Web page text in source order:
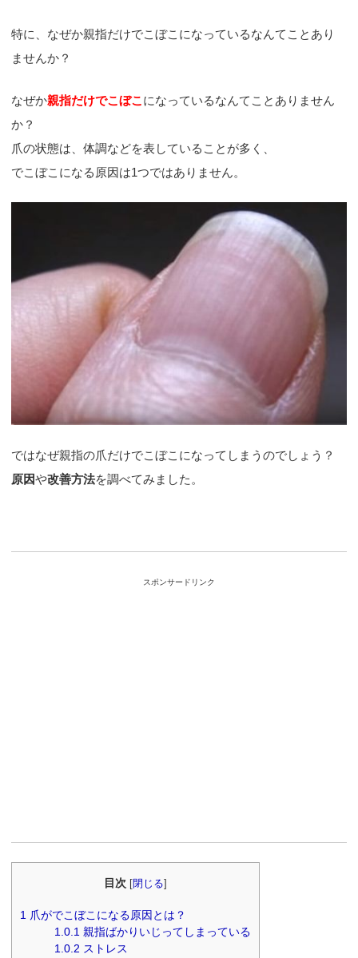
特に、なぜか親指だけでこぼこになっているなんてことあり
ませんか？
なぜか親指だけでこぼこ になっているなんてことありません
か？
爪の状態は、体調などを表していることが多く、
でこぼこになる原因は1つではありません。
ではなぜ親指の爪だけでこぼこになってしまうのでしょう？
原因や改善方法を調べてみました。
スポンサードリンク
目次 [閉じる]
1 爪がでこぼこになる原因とは？
1.0.1 親指ばかりいじってしまっている
1.0.2 ストレス